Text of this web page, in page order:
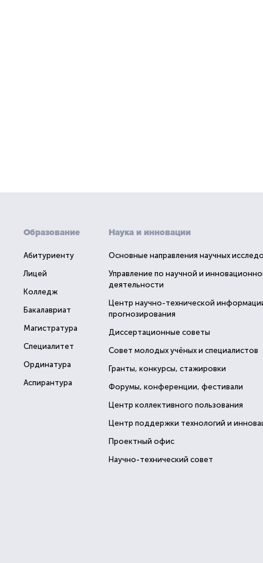
Образование
Абитуриенту
Лицей
Колледж
Бакалавриат
Магистратура
Специалитет
Ординатура
Аспирантура
Наука и инновации
Основные направления научных
Управление по научной и
деятельности
Центр научно-технической
прогнозирования
Диссертационные советы
Совет молодых учёных и специалистов
Гранты, конкурсы, стажировки
Форумы, конференции, фестивали
Центр коллективного пользования
Центр поддержки технологий и
Проектный офис
Научно-технический совет